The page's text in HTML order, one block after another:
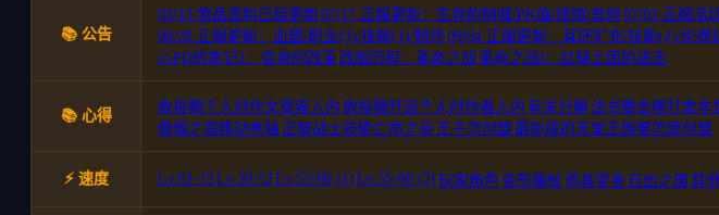
📚 公告
03/13 物品资料已经更新07/17 正服更新：生存的呐喊/PK值/旅馆/其他07/03 正服活
08/28 正服更新：血盟/职业(3)/技能(1)/制作09/04 正服更新：耳环扩充/技能(2)/伦得
心PD的笔记1：变身的改革 改版历程：革命之战革命之战I：红骑士团的进击
📚 心得 欲投稿个人创作文章者入内 欲投稿开设个人创作者入内 有关分解 法书要去哪打舍牟
傲慢之塔移动卷轴 正服战士技能亡命之徒 王子怎创盟 最新版的天堂王族要怎麽创盟
⚡ 速度 Lv.01-15Lv.30-52Lv.55-80 (1) Lv.55-80 (2) 玩家角色 变形魔杖道具变身 日出之国 其